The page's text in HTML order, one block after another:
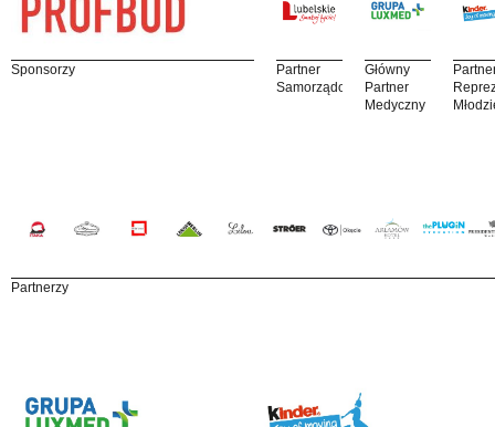
Sponsorzy
Partner
Samorządowy
Główny
Partner
Medyczny
Partnerzy